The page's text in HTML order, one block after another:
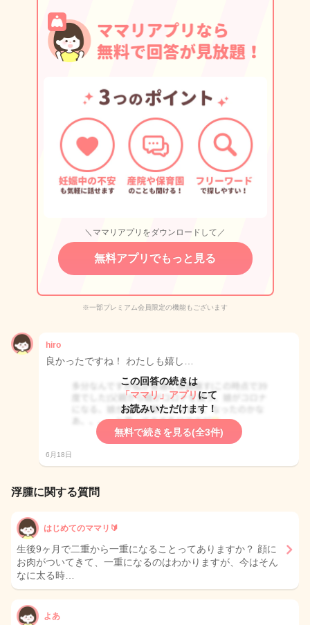
＼ママリアプリをダウンロードして／
無料アプリでもっと見る
※一部プレミアム会員限定の機能もございます
hiro
良かったですね！ わたしも嬉し…
この回答の続きは
「ママリ」アプリ にて
お読みいただけます！
無料で続きを見る(全3件)
6月18日
浮腫に関する質問
はじめてのママリ🔰
生後9ヶ月で二重から一重になることってありますか？ 顔に
お肉がついてきて、一重になるのはわかりますが、今はそん
なに太る時…
よあ